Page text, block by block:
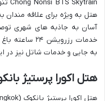
هتل به ویژه برای علاقه
آسان به جاذبه های شهری
خدمات
به جایی و خدمات شاتل نیز در
هتل اکورا پرستیژ